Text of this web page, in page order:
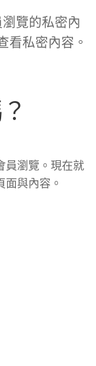
覽的私密內
看私密內容。
員瀏覽。現在就
面與內容。